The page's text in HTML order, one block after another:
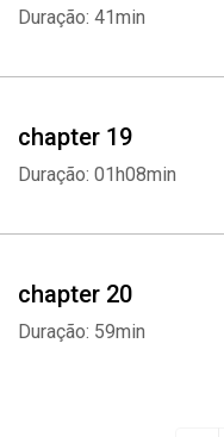
Duração: 41min
chapter 19
Duração: 01h08min
chapter 20
Duração: 59min